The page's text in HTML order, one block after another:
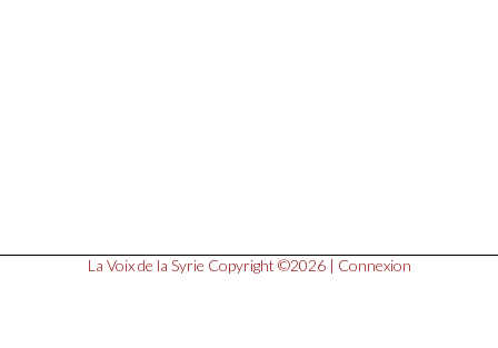
La Voix de la Syrie Copyright ©2026 | Connexion